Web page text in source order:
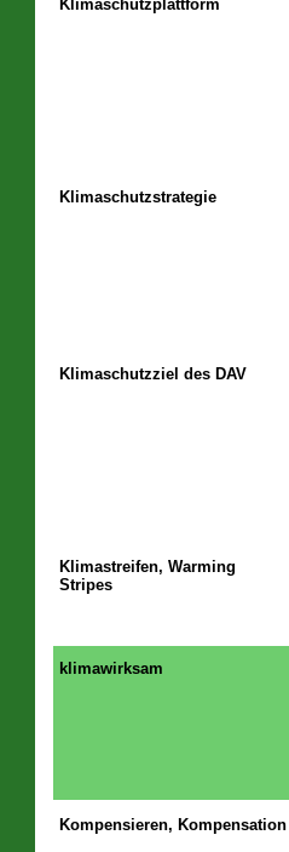
Klimaschutzplattform
Klimaschutzstrategie
Klimaschutzziel des DAV
Klimastreifen, Warming
Stripes
klimawirksam
Kompensieren, Kompensation